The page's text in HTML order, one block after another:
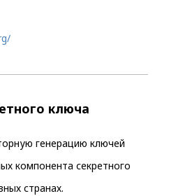
ключа
генерацию ключей
компонента секретного
странах.